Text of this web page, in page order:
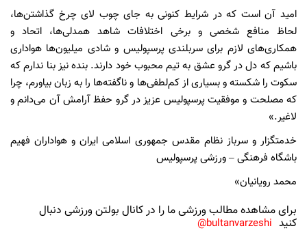
امید آن است که در شرایط کنونی به جای چوب لای چرخ گذاشتن‌ها،
لحاظ منافع شخصی و برخی اختلافات شاهد همدلی‌ها، اتحاد و
همکاری‌های لازم برای سربلندی پرسپولیس و شادی میلیون‌ها هواداری
باشیم که دل در گرو عشق به تیم محبوب خود دارند. بنده نیز بنا ندارم که
سکوت را شکسته و بسیاری از کم‌لطفی‌ها و ناگفته‌ها را به زبان بیاورم، چرا
که مصلحت و موفقیت پرسپولیس عزیز در گرو حفظ آرامش آن می‌دانم و
لاغیر.»
خدمتگزار و سرباز نظام مقدس جمهوری اسلامی ایران و هواداران فهیم
باشگاه فرهنگی – ورزشی پرسپولیس
محمد رویانیان»
برای مشاهده مطالب ورزشی ما را در کانال بولتن ورزشی دنبال
کنید bultanvarzeshi@